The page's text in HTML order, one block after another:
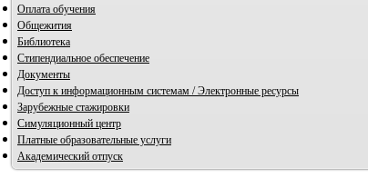
Оплата обучения
Общежития
Библиотека
Стипендиальное обеспечение
Документы
Доступ к информационным системам / Электронные ресурсы
Зарубежные стажировки
Симуляционный центр
Платные образовательные услуги
Академический отпуск